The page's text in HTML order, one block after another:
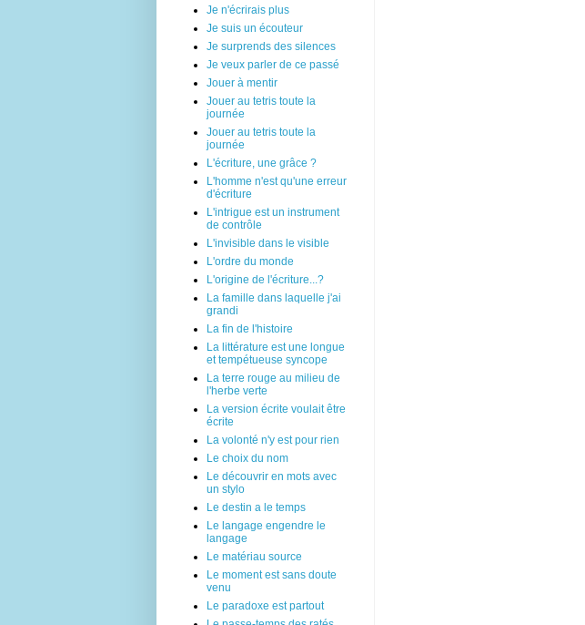
Je n'écrirais plus
Je suis un écouteur
Je surprends des silences
Je veux parler de ce passé
Jouer à mentir
Jouer au tetris toute la
journée
Jouer au tetris toute la
journée
L'écriture, une grâce ?
L'homme n'est qu'une erreur
d'écriture
L'intrigue est un instrument
de contrôle
L'invisible dans le visible
L'ordre du monde
L'origine de l'écriture...?
La famille dans laquelle j'ai
grandi
La fin de l'histoire
La littérature est une longue
et tempétueuse syncope
La terre rouge au milieu de
l'herbe verte
La version écrite voulait être
écrite
La volonté n'y est pour rien
Le choix du nom
Le découvrir en mots avec
un stylo
Le destin a le temps
Le langage engendre le
langage
Le matériau source
Le moment est sans doute
venu
Le paradoxe est partout